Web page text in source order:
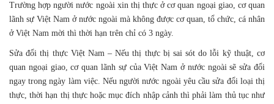
Trường hợp người nước ngoài xin thị thực ở cơ quan ngoại giao, cơ quan
lãnh sự Việt Nam ở nước ngoài mà không được cơ quan, tổ chức, cá nhân
ở Việt Nam mời thì thời hạn trên chỉ có 3 ngày.
Sửa đổi thị thực Việt Nam – Nếu thị thực bị sai sót do lỗi kỹ thuật, cơ
quan ngoại giao, cơ quan lãnh sự của Việt Nam ở nước ngoài sẽ sửa đổi
ngay trong ngày làm việc. Nếu người nước ngoài yêu cầu sửa đổi loại thị
thực, thời hạn thị thực hoặc mục đích nhập cảnh thì phải làm thủ tục như